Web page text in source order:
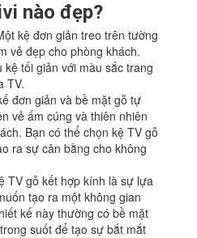
nào đẹp?
kệ đơn giản treo trên tường
vẻ đẹp cho phòng khách.
tối giản với màu sắc trang
TV.
đơn giản và bề mặt gỗ tự
vẻ ấm cúng và thiên nhiên
Bạn có thể chọn kệ TV gỗ
ra sự cân bằng cho không
TV gỗ kết hợp kính là sự lựa
tạo ra một không gian
kế này thường có bề mặt
suốt để tạo sự bắt mắt